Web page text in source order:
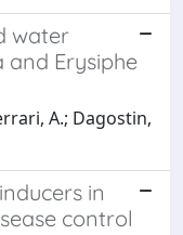
water
Erysiphe
A.; Dagostin,
in
control